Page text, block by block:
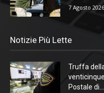
7 Agosto 2026
Notizie Più Lette
Truffa
Postale di...